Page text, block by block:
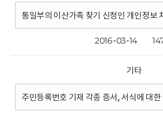
통일부의 이산가족 찾기 신청인 개인정보
2016-03-14
기타
주민등록번호 기재 각종 증서, 서식에 대